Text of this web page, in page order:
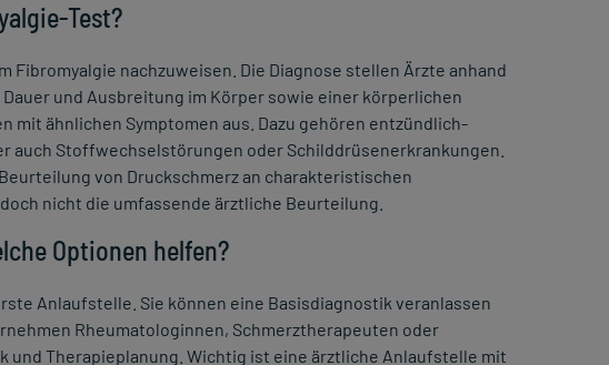
Test?
nachzuweisen. Die Diagnose stellen Ärzte anhand
und Ausbreitung im Körper sowie einer körperlichen
mit ähnlichen Symptomen aus. Dazu gehören entzündlich-
Stoffwechselstörungen oder Schilddrüsenerkrankungen.
von Druckschmerz an charakteristischen
nicht die umfassende ärztliche Beurteilung.
Optionen helfen?
Anlaufstelle. Sie können eine Basisdiagnostik veranlassen
Rheumatologinnen, Schmerztherapeuten oder
Therapieplanung. Wichtig ist eine ärztliche Anlaufstelle mit